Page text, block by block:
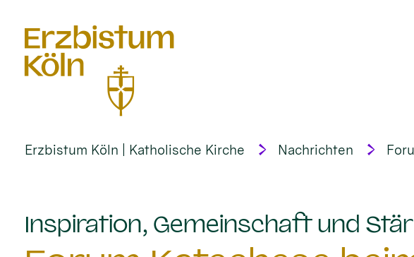
Erzbistum Köln | Katholische Kirche Nachrichten
Inspiration, Gemeinschaft und